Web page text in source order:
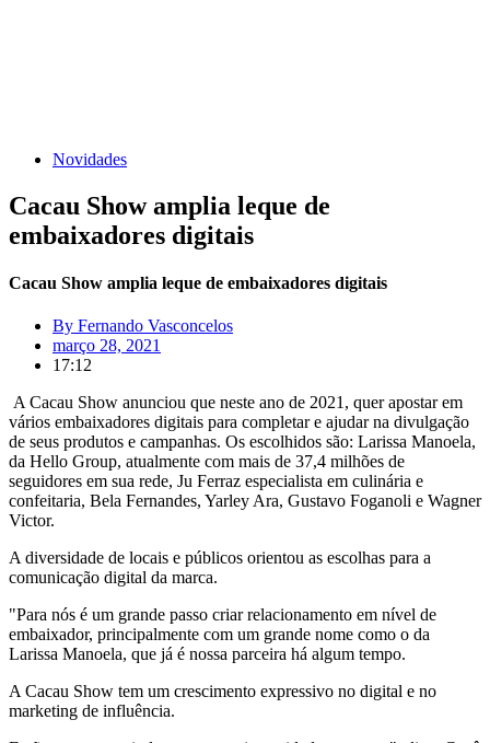
Novidades
Cacau Show amplia leque de
embaixadores digitais
Cacau Show amplia leque de embaixadores digitais
By Fernando Vasconcelos
março 28, 2021
17:12
A Cacau Show anunciou que neste ano de 2021, quer apostar em
vários embaixadores digitais para completar e ajudar na divulgação
de seus produtos e campanhas. Os escolhidos são: Larissa Manoela,
da Hello Group, atualmente com mais de 37,4 milhões de
seguidores em sua rede, Ju Ferraz especialista em culinária e
confeitaria, Bela Fernandes, Yarley Ara, Gustavo Foganoli e Wagner
Victor.
A diversidade de locais e públicos orientou as escolhas para a
comunicação digital da marca.
"Para nós é um grande passo criar relacionamento em nível de
embaixador, principalmente com um grande nome como o da
Larissa Manoela, que já é nossa parceira há algum tempo.
A Cacau Show tem um crescimento expressivo no digital e no
marketing de influência.